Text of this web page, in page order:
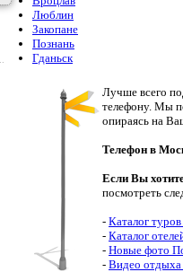
Люблин
Закопане
Познань
Гданьск
Лучше всего
телефону. Мы
опираясь на
Телефон в
Если Вы
посмотреть
- Каталог
- Каталог
- Новые фото
- Видео